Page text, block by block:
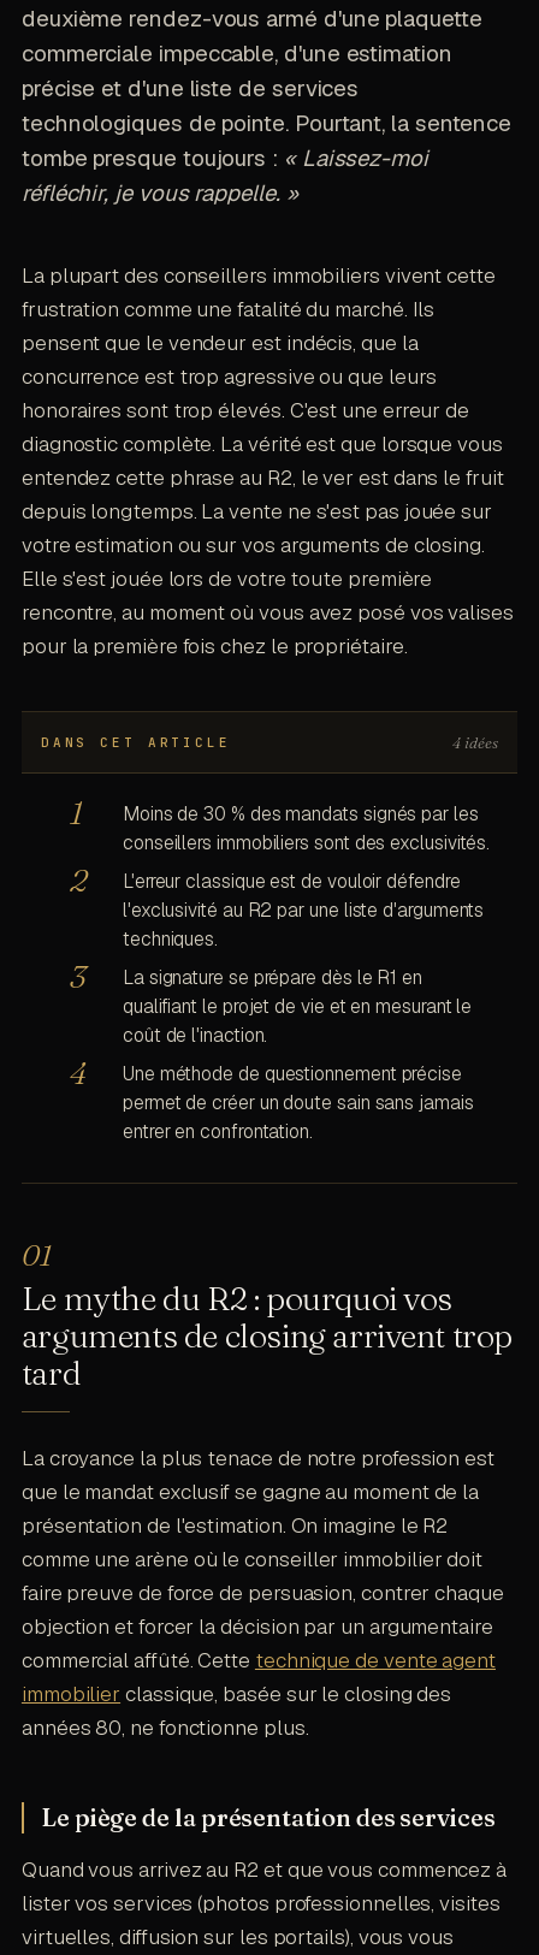
deuxième rendez-vous armé d'une plaquette
commerciale impeccable, d'une estimation
précise et d'une liste de services
technologiques de pointe. Pourtant, la sentence
tombe presque toujours : « Laissez-moi
réfléchir, je vous rappelle. »
La plupart des conseillers immobiliers vivent cette
frustration comme une fatalité du marché. Ils
pensent que le vendeur est indécis, que la
concurrence est trop agressive ou que leurs
honoraires sont trop élevés. C'est une erreur de
diagnostic complète. La vérité est que lorsque vous
entendez cette phrase au R2, le ver est dans le fruit
depuis longtemps. La vente ne s'est pas jouée sur
votre estimation ou sur vos arguments de closing.
Elle s'est jouée lors de votre toute première
rencontre, au moment où vous avez posé vos valises
pour la première fois chez le propriétaire.
DANS CET ARTICLE 4 idées
Moins de 30 % des mandats signés par les
conseillers immobiliers sont des exclusivités.
L'erreur classique est de vouloir défendre
l'exclusivité au R2 par une liste d'arguments
techniques.
La signature se prépare dès le R1 en
qualifiant le projet de vie et en mesurant le
coût de l'inaction.
Une méthode de questionnement précise
permet de créer un doute sain sans jamais
entrer en confrontation.
Le mythe du R2 : pourquoi vos
arguments de closing arrivent trop
tard
La croyance la plus tenace de notre profession est
que le mandat exclusif se gagne au moment de la
présentation de l'estimation. On imagine le R2
comme une arène où le conseiller immobilier doit
faire preuve de force de persuasion, contrer chaque
objection et forcer la décision par un argumentaire
commercial affûté. Cette technique de vente agent
immobilier classique, basée sur le closing des
années 80, ne fonctionne plus.
Le piège de la présentation des services
Quand vous arrivez au R2 et que vous commencez à
lister vos services (photos professionnelles, visites
virtuelles, diffusion sur les portails), vous vous